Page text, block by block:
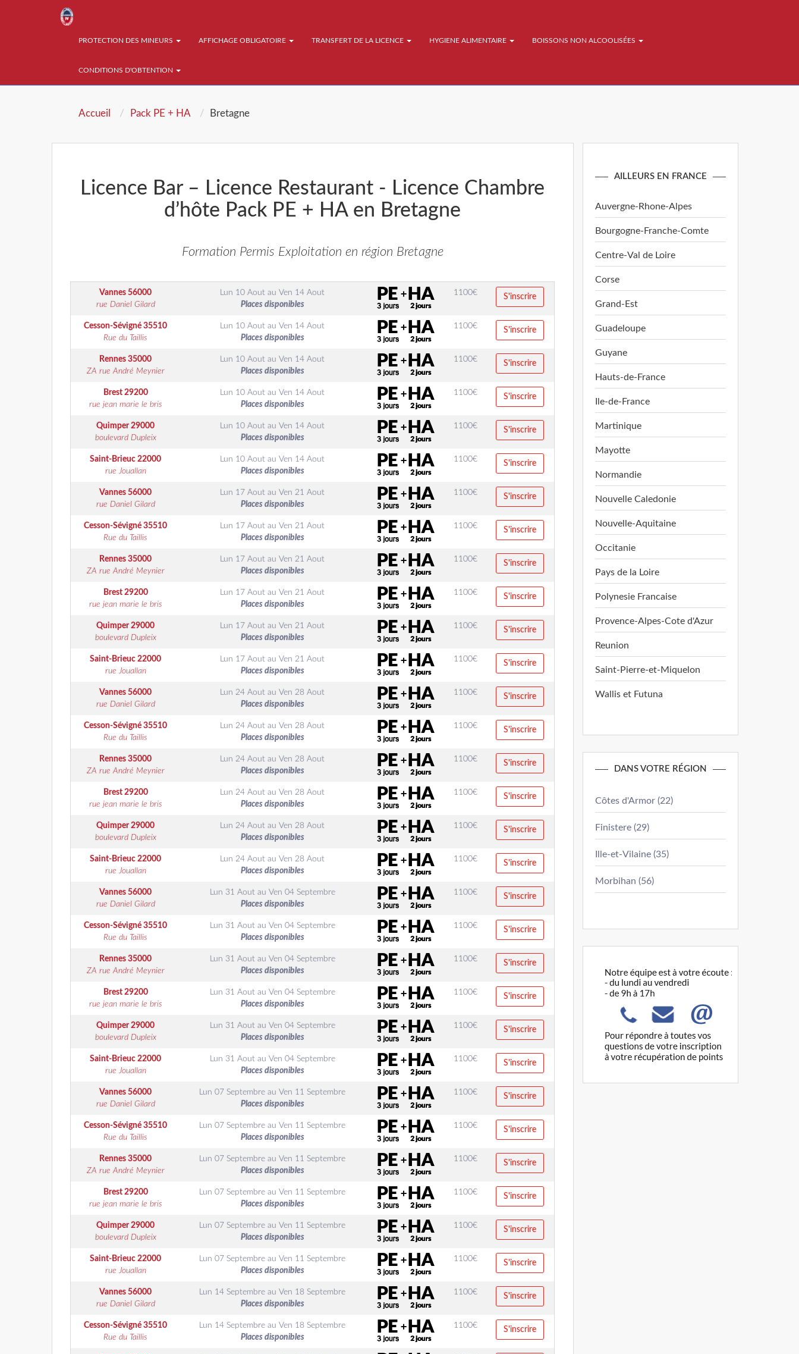
PROTECTION DES MINEURS AFFICHAGE OBLIGATOIRE TRANSFERT DE LA LICENCE HYGIENE ALIMENTAIRE BOISSONS NON ALCOOLISÉES
CONDITIONS D'OBTENTION
Accueil Pack PE + HA Bretagne
Licence Bar – Licence Restaurant - Licence Chambre
d’hôte Pack PE + HA en Bretagne
Formation Permis Exploitation en région Bretagne
Vannes56000
rue Daniel Gilard
Lun 10 Aout auVen 14 Aout
Places disponibles
1100€ S'inscrire
Cesson-Sévigné35510
Rue du Taillis
Lun 10 Aout auVen 14 Aout
Places disponibles
1100€ S'inscrire
Rennes35000
ZA rue André Meynier
Lun 10 Aout auVen 14 Aout
Places disponibles
1100€ S'inscrire
Brest 29200
rue jean marie le bris
Lun 10 Aout auVen 14 Aout
Places disponibles
1100€ S'inscrire
Quimper29000
boulevard Dupleix
Lun 10 Aout auVen 14 Aout
Places disponibles
1100€ S'inscrire
Saint-Brieuc22000
rue Jouallan
Lun 10 Aout auVen 14 Aout
Places disponibles
1100€ S'inscrire
Vannes56000
rue Daniel Gilard
Lun 17 Aout auVen 21 Aout
Places disponibles
1100€ S'inscrire
Cesson-Sévigné35510
Rue du Taillis
Lun 17 Aout auVen 21 Aout
Places disponibles
1100€ S'inscrire
Rennes35000
ZA rue André Meynier
Lun 17 Aout auVen 21 Aout
Places disponibles
1100€ S'inscrire
Brest 29200
rue jean marie le bris
Lun 17 Aout auVen 21 Aout
Places disponibles
1100€ S'inscrire
Quimper29000
boulevard Dupleix
Lun 17 Aout auVen 21 Aout
Places disponibles
1100€ S'inscrire
Saint-Brieuc22000
rue Jouallan
Lun 17 Aout auVen 21 Aout
Places disponibles
1100€ S'inscrire
Vannes56000
rue Daniel Gilard
Lun 24 Aout auVen 28 Aout
Places disponibles
1100€ S'inscrire
Cesson-Sévigné35510
Rue du Taillis
Lun 24 Aout auVen 28 Aout
Places disponibles
1100€ S'inscrire
Rennes35000
ZA rue André Meynier
Lun 24 Aout auVen 28 Aout
Places disponibles
1100€ S'inscrire
Brest 29200
rue jean marie le bris
Lun 24 Aout auVen 28 Aout
Places disponibles
1100€ S'inscrire
Quimper29000
boulevard Dupleix
Lun 24 Aout auVen 28 Aout
Places disponibles
1100€ S'inscrire
Saint-Brieuc22000
rue Jouallan
Lun 24 Aout auVen 28 Aout
Places disponibles
1100€ S'inscrire
Vannes56000
rue Daniel Gilard
Lun 31 Aoutau Ven 04 Septembre
Places disponibles
1100€ S'inscrire
Cesson-Sévigné35510
Rue du Taillis
Lun 31 Aoutau Ven 04 Septembre
Places disponibles
1100€ S'inscrire
Rennes35000
ZA rue André Meynier
Lun 31 Aoutau Ven 04 Septembre
Places disponibles
1100€ S'inscrire
Brest 29200
rue jean marie le bris
Lun 31 Aoutau Ven 04 Septembre
Places disponibles
1100€ S'inscrire
Quimper29000
boulevard Dupleix
Lun 31 Aoutau Ven 04 Septembre
Places disponibles
1100€ S'inscrire
Saint-Brieuc22000
rue Jouallan
Lun 31 Aoutau Ven 04 Septembre
Places disponibles
1100€ S'inscrire
Vannes56000
rue Daniel Gilard
Lun 07 Septembre auVen 11 Septembre
Places disponibles
1100€ S'inscrire
Cesson-Sévigné35510
Rue du Taillis
Lun 07 Septembre auVen 11 Septembre
Places disponibles
1100€ S'inscrire
Rennes35000
ZA rue André Meynier
Lun 07 Septembre auVen 11 Septembre
Places disponibles
1100€ S'inscrire
Brest 29200
rue jean marie le bris
Lun 07 Septembre auVen 11 Septembre
Places disponibles
1100€ S'inscrire
Quimper29000
boulevard Dupleix
Lun 07 Septembre auVen 11 Septembre
Places disponibles
1100€ S'inscrire
Saint-Brieuc22000
rue Jouallan
Lun 07 Septembre auVen 11 Septembre
Places disponibles
1100€ S'inscrire
Vannes56000
rue Daniel Gilard
Lun 14 Septembre auVen 18 Septembre
Places disponibles
1100€ S'inscrire
Cesson-Sévigné35510
Rue du Taillis
Lun 14 Septembre auVen 18 Septembre
Places disponibles
1100€ S'inscrire
AILLEURS EN FRANCE
Auvergne-Rhone-Alpes
Bourgogne-Franche-Comte
Centre-Val de Loire
Corse
Grand-Est
Guadeloupe
Guyane
Hauts-de-France
Ile-de-France
Martinique
Mayotte
Normandie
Nouvelle Caledonie
Nouvelle-Aquitaine
Occitanie
Pays de la Loire
Polynesie Francaise
Provence-Alpes-Cote d'Azur
Reunion
Saint-Pierre-et-Miquelon
Wallis et Futuna
DANS VOTRE RÉGION
Côtes d'Armor (22)
Finistere (29)
Ille-et-Vilaine (35)
Morbihan (56)